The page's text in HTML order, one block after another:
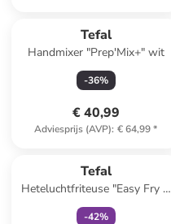
Tefal
Handmixer "Prep'Mix+" wit
-36%
€ 40,99
Adviesprijs (AVP): € 64,99*
Tefal
Heteluchtfriteuse "Easy Fry &
Grill XL Classic" zwart - 4,2 l
-42%